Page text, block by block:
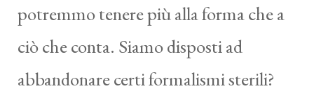
potremmo tenere più alla forma che a
ciò che conta. Siamo disposti ad
abbandonare certi formalismi sterili?